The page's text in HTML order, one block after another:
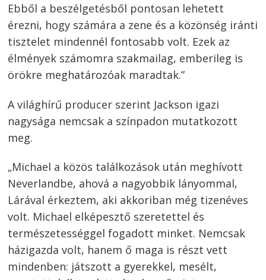
Ebből a beszélgetésből pontosan lehetett
érezni, hogy számára a zene és a közönség iránti
tisztelet mindennél fontosabb volt. Ezek az
élmények számomra szakmailag, emberileg is
örökre meghatározóak maradtak.”
A világhírű producer szerint Jackson igazi
nagysága nemcsak a színpadon mutatkozott
meg.
„Michael a közös találkozások után meghívott
Neverlandbe, ahová a nagyobbik lányommal,
Lárával érkeztem, aki akkoriban még tizenéves
volt. Michael elképesztő szeretettel és
természetességgel fogadott minket. Nemcsak
házigazda volt, hanem ő maga is részt vett
mindenben: játszott a gyerekkel, mesélt,